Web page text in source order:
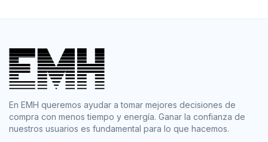
En EMH queremos ayudar a tomar mejores decisiones de
compra con menos tiempo y energía. Ganar la confianza de
nuestros usuarios es fundamental para lo que hacemos.